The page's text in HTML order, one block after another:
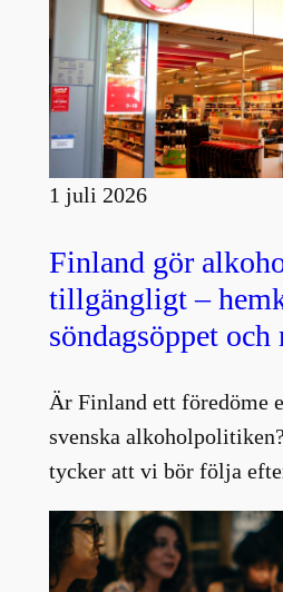
1 juli 2026
Finland gör
tillgängligt –
söndagsöppet och
Är Finland ett föredöme
svenska
tycker att vi bör följa